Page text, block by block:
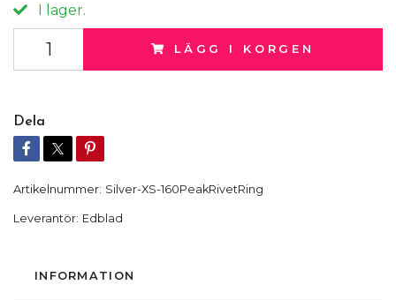
I lager.
LÄGG I KORGEN
Dela
Artikelnummer: Silver-XS-160PeakRivetRing
Leverantör: Edblad
INFORMATION